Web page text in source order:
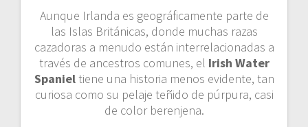
Aunque Irlanda es geográficamente parte de
las Islas Británicas, donde muchas razas
cazadoras a menudo están interrelacionadas a
través de ancestros comunes, el Irish Water
Spanieltiene una historia menos evidente, tan
curiosa como su pelaje teñido de púrpura, casi
de color berenjena.